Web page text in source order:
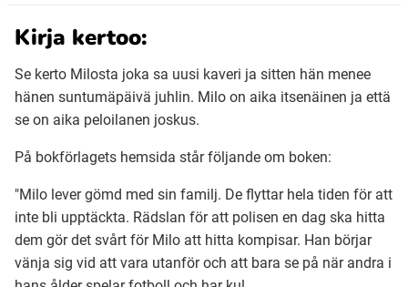
Kirja kertoo:
Se kerto Milosta joka sa uusi kaveri ja sitten hän menee
hänen suntumäpäivä juhlin. Milo on aika itsenäinen ja että
se on aika peloilanen joskus.
På bokförlagets hemsida står följande om boken:
"Milo lever gömd med sin familj. De flyttar hela tiden för att
inte bli upptäckta. Rädslan för att polisen en dag ska hitta
dem gör det svårt för Milo att hitta kompisar. Han börjar
vänja sig vid att vara utanför och att bara se på när andra i